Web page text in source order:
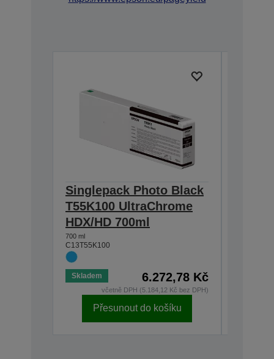
Singlepack Photo Black
T55K100 UltraChrome
HDX/HD 700ml
700 ml
C13T55K100
Skladem 6.272,78 Kč
včetně DPH (5.184,12 Kč bez DPH)
Přesunout do košíku